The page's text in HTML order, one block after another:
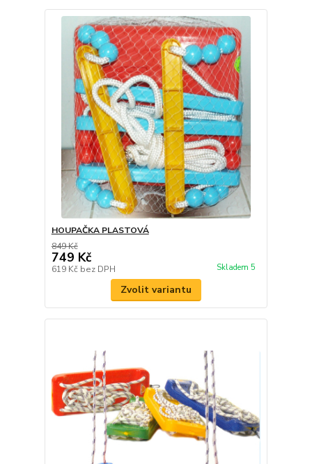
HOUPAČKA PLASTOVÁ
849 Kč
749 Kč
619 Kč bez DPH Skladem 5
Zvolit variantu